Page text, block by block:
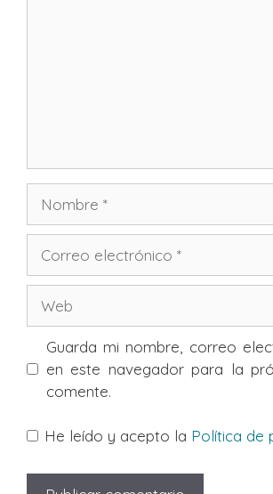
electrónico
Guarda mi nombre, correo
en este navegador para la
comente.
He leído y acepto la Política de